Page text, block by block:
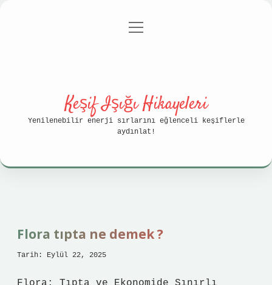
Gizlilik Politikası
menüyü
Keşif Işığı Hikayeleri
Yenilenebilir enerji sırlarını eğlenceli keşiflerle
aydınlat!
Flora tıpta ne demek ?
Tarih: Eylül 22, 2025